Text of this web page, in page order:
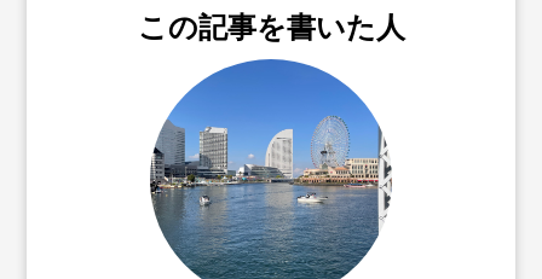
この記事を書いた人